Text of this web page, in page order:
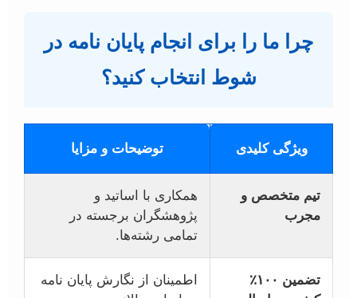
چرا ما را برای انجام پایان نامه در
شوط انتخاب کنید؟
ویژگی کلیدی توضیحات و مزایا
تیم متخصص و
مجرب
همکاری با اساتید و
پژوهشگران برجسته در
تمامی رشته‌ها.
تضمین ۱۰۰٪
اطمینان از نگارش پایان نامه